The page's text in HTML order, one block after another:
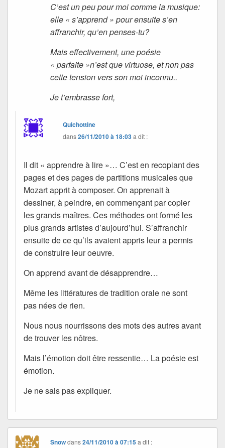
C’est un peu pour moi comme la musique:
elle « s’apprend » pour ensuite s’en
affranchir, qu’en penses-tu?
Mais effectivement, une poésie
« parfaite »n’est que virtuose, et non pas
cette tension vers son moi inconnu..
Je t’embrasse fort,
Quichottine
dans26/11/2010 à 18:03a dit :
Il dit « apprendre à lire »… C’est en recopiant des
pages et des pages de partitions musicales que
Mozart apprit à composer. On apprenait à
dessiner, à peindre, en commençant par copier
les grands maîtres. Ces méthodes ont formé les
plus grands artistes d’aujourd’hui. S’affranchir
ensuite de ce qu’ils avaient appris leur a permis
de construire leur oeuvre.
On apprend avant de désapprendre…
Même les littératures de tradition orale ne sont
pas nées de rien.
Nous nous nourrissons des mots des autres avant
de trouver les nôtres.
Mais l’émotion doit être ressentie… La poésie est
émotion.
Je ne sais pas expliquer.
Snowdans24/11/2010 à 07:15 a dit :